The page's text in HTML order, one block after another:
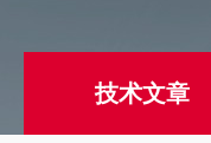
技术文章